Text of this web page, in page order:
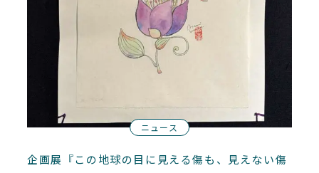
ニュース
企画展『この地球の目に見える傷も、見えない傷